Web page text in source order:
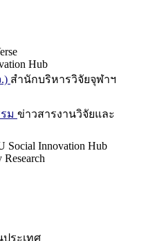
Hub
สำนักบริหารวิจัยจุฬาฯ
ม ข่าวสารงานวิจัยและ
Social Innovation Hub
ระเทศ